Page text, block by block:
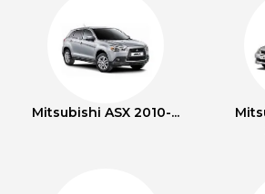
Mitsubishi ASX 2010-...